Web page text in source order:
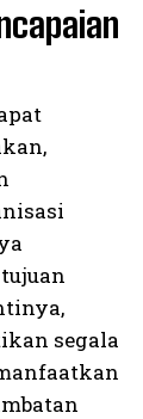
segala